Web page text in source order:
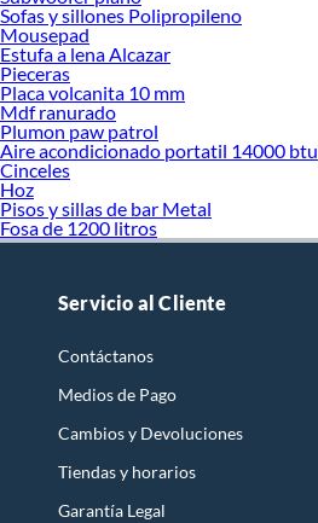
Sofas y sillones Polipropileno
Mousepad
Estufa a lena Alcazar
Pieceras
Placa volcanita 10 mm
Mdf ranurado
Plumon paw patrol
Aire acondicionado portatil 14000 btu
Cinceles
Hoz
Pisos y sillas de bar Metal
Fosa de 1200 litros
Servicio al Cliente
Contáctanos
Medios de Pago
Cambios y Devoluciones
Tiendas y horarios
Garantía Legal